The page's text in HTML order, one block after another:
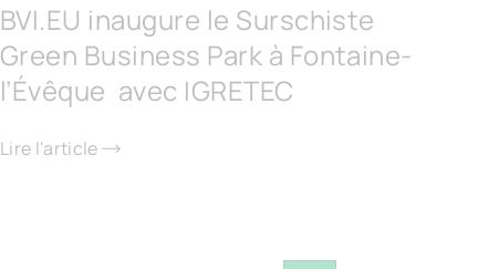
BVI.EU inaugure le Surschiste
Green Business Park à Fontaine-
l’Évêque avec IGRETEC
Lire l'article